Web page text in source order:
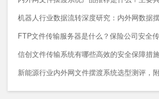
信创文件传输系统有哪些高效的安全保障措